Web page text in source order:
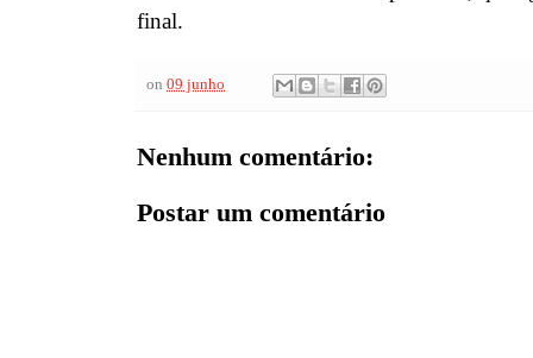
final.
on 09 junho
Nenhum comentário:
Postar um comentário